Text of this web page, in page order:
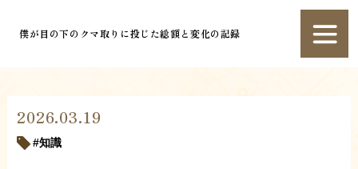
僕が目の下のクマ取りに投じた総額と変化の記録
2026.03.19
知識